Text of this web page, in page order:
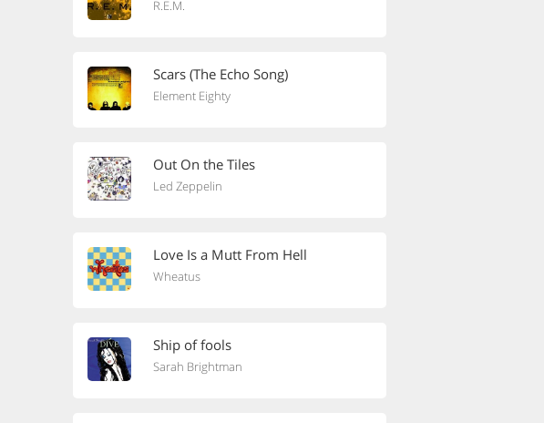
R.E.M.
Scars (The Echo Song)
Element Eighty
Out On the Tiles
Led Zeppelin
Love Is a Mutt From Hell
Wheatus
Ship of fools
Sarah Brightman